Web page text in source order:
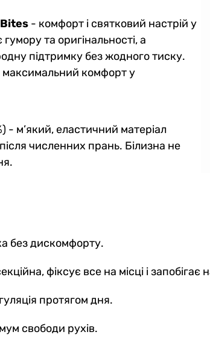
Bites - комфорт і святковий настрій у
та оригінальності, а
підтримку без жодного тиску.
максимальний комфорт у
- м’який, еластичний матеріал
численних прань. Білизна не
без дискомфорту.
фіксує все на місці і запобігає
протягом дня.
свободи рухів.